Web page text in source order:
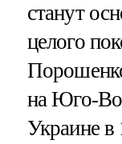
станут
целого
на Юго-
Украине в